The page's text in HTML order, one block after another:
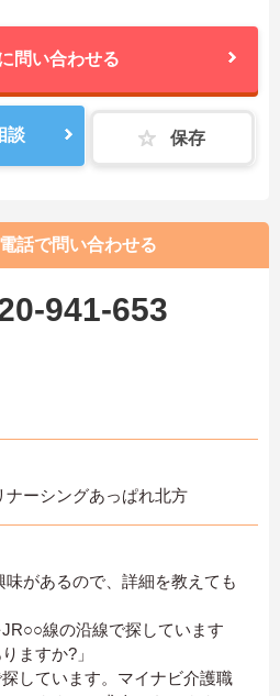
問い合わせる
談 保存
話で問い合わせる
941-653
ーシングあっぱれ北方
味があるので、詳細を教えても
JR○○線の沿線で探しています
ますか?」
探しています。マイナビ介護職